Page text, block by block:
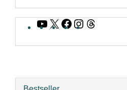
YouTube
X Facebook
Instagram